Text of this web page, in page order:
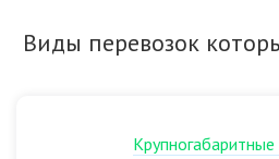
Виды перевозок
Крупногабаритные